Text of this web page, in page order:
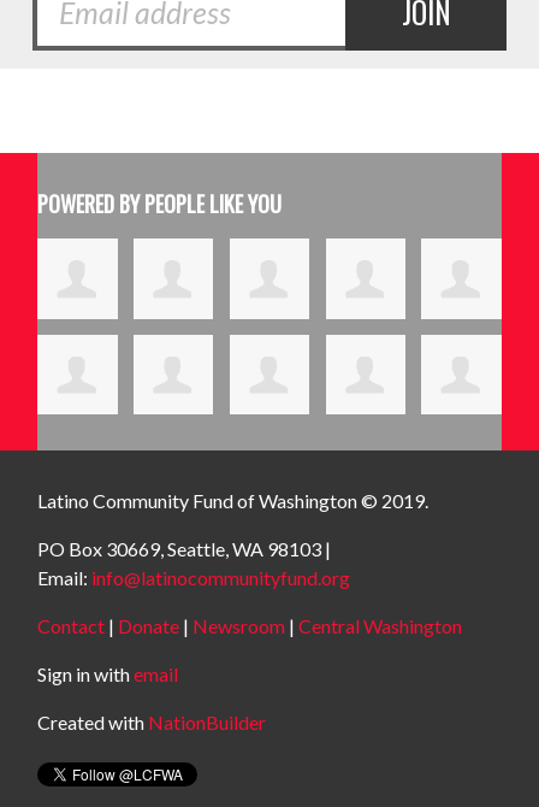
POWERED BY PEOPLE LIKE YOU
Latino Community Fundof Washington © 2019.
PO Box 30669, Seattle, WA 98103 |
Email: info@latinocommunityfund.org
Contact | Donate | Newsroom |Central Washington
Sign in withemail
Created with NationBuilder